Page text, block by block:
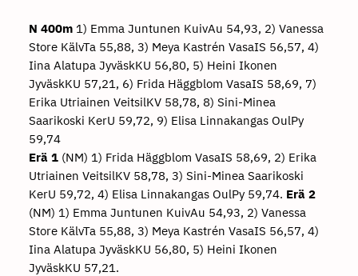
N 400m1) Emma Juntunen KuivAu 54,93, 2) Vanessa
Store KälvTa 55,88, 3) Meya Kastrén VasaIS 56,57, 4)
Iina Alatupa JyväskKU 56,80, 5) Heini Ikonen
JyväskKU 57,21, 6) Frida Häggblom VasaIS 58,69, 7)
Erika Utriainen VeitsilKV 58,78, 8) Sini-Minea
Saarikoski KerU 59,72, 9) Elisa Linnakangas OulPy
59,74
Erä 1(NM) 1) Frida Häggblom VasaIS 58,69, 2) Erika
Utriainen VeitsilKV 58,78, 3) Sini-Minea Saarikoski
KerU 59,72, 4) Elisa Linnakangas OulPy 59,74. Erä 2
(NM) 1) Emma Juntunen KuivAu 54,93, 2) Vanessa
Store KälvTa 55,88, 3) Meya Kastrén VasaIS 56,57, 4)
Iina Alatupa JyväskKU 56,80, 5) Heini Ikonen
JyväskKU 57,21.